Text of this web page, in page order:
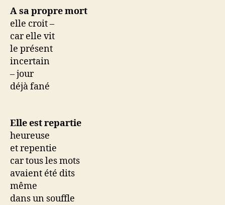
A sa propre mort
elle croit –
car elle vit
le présent
incertain
– jour
déjà fané
Elle est repartie
heureuse
et repentie
car tous les mots
avaient été dits
même
dans un souffle